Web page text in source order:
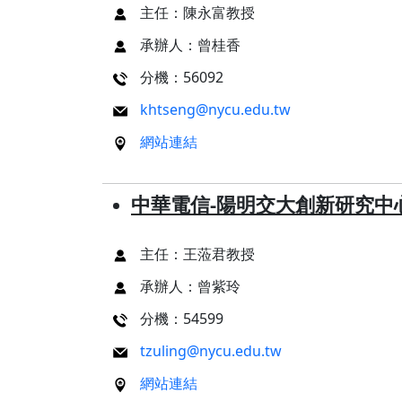
主任：陳永富教授
承辦人：曾桂香
分機：56092
khtseng@nycu.edu.tw
網站連結
中華電信-陽明交大創新研究中
主任：王蒞君教授
承辦人：曾紫玲
分機：54599
tzuling@nycu.edu.tw
網站連結